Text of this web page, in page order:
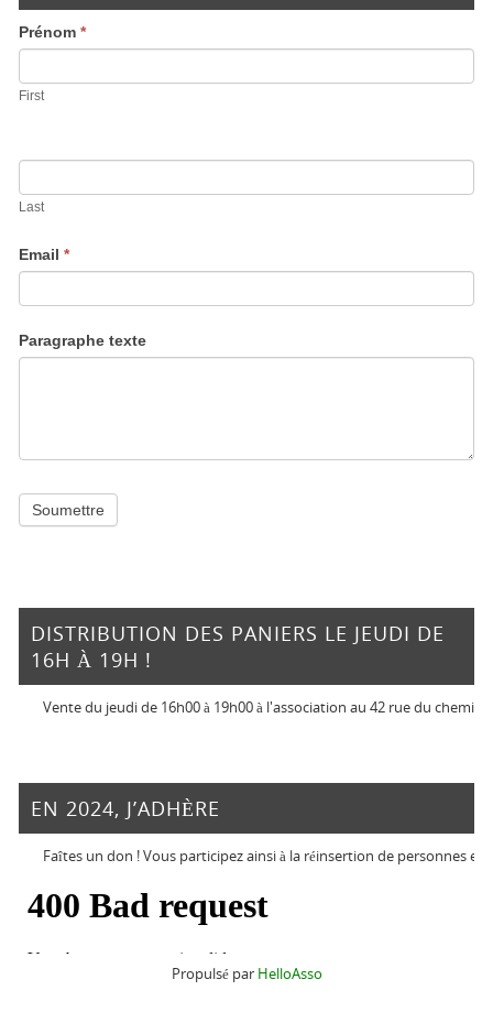
Prénom*
First
Last
Email*
Paragraphe texte
Soumettre
DISTRIBUTION DES PANIERS LE JEUDI DE
16H À 19H !
du jeudi de 16h00 à 19h00 à l'association au 42 rue du chemin vert
EN 2024, J’ADHÈRE
un don ! Vous participez ainsi à la réinsertion de personnes en
Propulsé par HelloAsso